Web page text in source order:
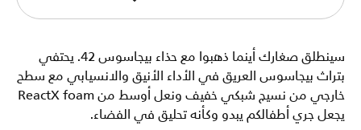
سينطلق صغارك أينما ذهبوا مع حذاء بيجاسوس 42. يحتفي
بتراث بيجاسوس العريق في الأداء الأنيق والانسيابي مع سطح
خارجي من نسيج شبكي خفيف ونعل أوسط من ReactX foam
يجعل جري أطفالكم يبدو وكأنه تحليق في الفضاء.